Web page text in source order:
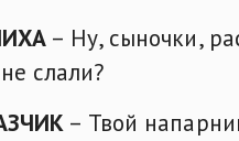
– Ну, сыночки,
слали?
– Твой